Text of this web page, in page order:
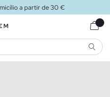
a partir de 30 €